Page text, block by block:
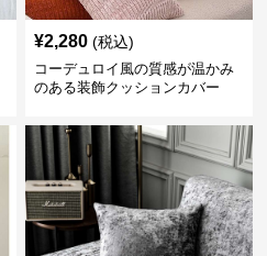
¥2,280 (税込)
コーデュロイ風の質感が温かみ
のある装飾クッションカバー